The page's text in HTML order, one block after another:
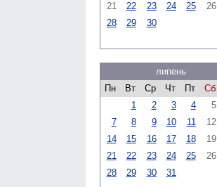
21
22 23 24 25 26
28
29 30
липень
Пн
Вт Ср Чт Пт Сб
1
2 3 4 5
7
8 9 10 11 12
14
15 16 17 18 19
21
22 23 24 25 26
28
29 30 31